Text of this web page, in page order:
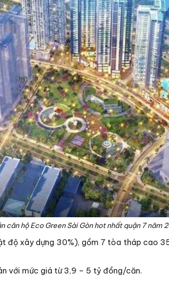
căn hộ Eco Green Sài Gòn hot nhất quận 7 năm
độ xây dựng 30%), gồm 7 tòa tháp cao
với mức giá từ 3,9 – 5 tỷ đồng/căn.